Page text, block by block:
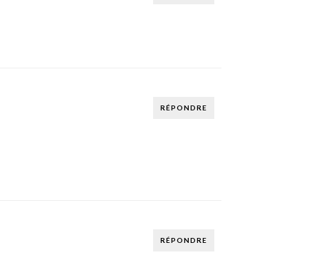
RÉPONDRE
RÉPONDRE